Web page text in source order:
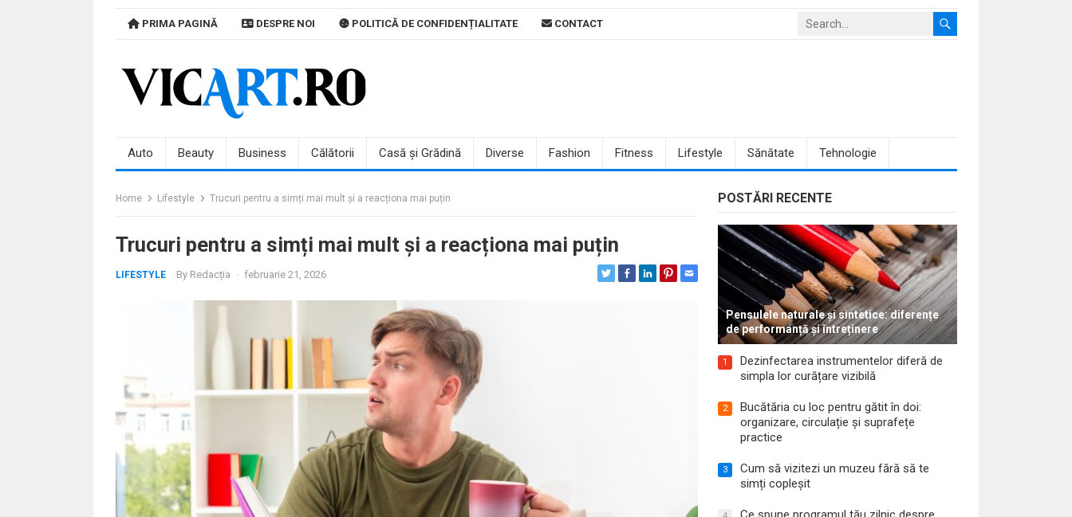
PRIMA PAGINĂ DESPRE NOI POLITICĂ DE CONFIDENȚIALITATE CONTACT
Auto Beauty Business Călătorii Casă și Grădină Diverse Fashion Fitness Lifestyle Sănătate Tehnologie
Home Lifestyle Trucuri pentru a simți mai mult și a reacționa mai puțin
Trucuri pentru a simți mai mult și a reacționa mai puțin
LIFESTYLE By Redacția · februarie 21, 2026
POSTĂRI RECENTE
Pensulele naturale și sintetice: diferențe
de performanță și întreținere
1
Dezinfectarea instrumentelor diferă de
simpla lor curățare vizibilă
2
Bucătăria cu loc pentru gătit în doi:
organizare, circulație și suprafețe
practice
3
Cum să vizitezi un muzeu fără să te
simți copleșit